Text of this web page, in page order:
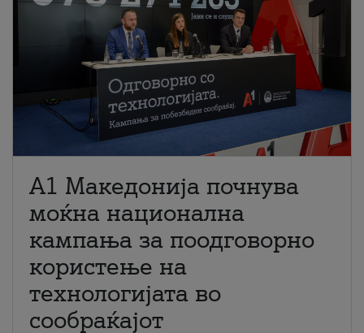
A1 Македонија почнува
моќна национална
кампања за поодговорно
користење на
технологијата во
сообраќајот